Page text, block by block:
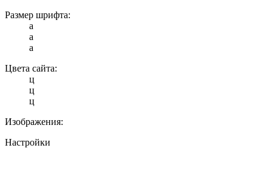
Размер шрифта:
a
a
a
Цвета сайта:
ц
ц
ц
Изображения:
Настройки